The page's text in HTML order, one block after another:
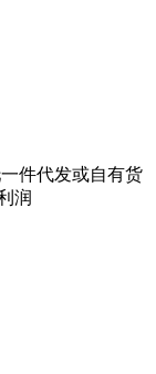
件代发或自有货
润